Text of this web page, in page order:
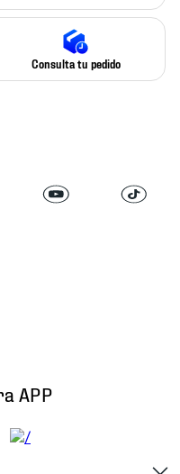
Consulta tu pedido
APP